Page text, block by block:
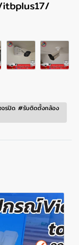
รปิด #รับติดตั้งกล้อง